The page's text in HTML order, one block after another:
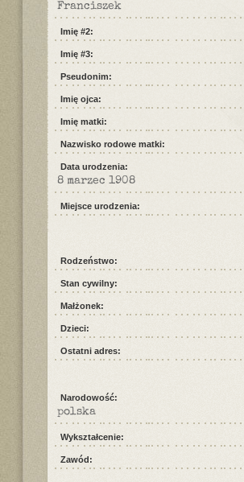
Franciszek
Imię #2:
Imię #3:
Pseudonim:
Imię ojca:
Imię matki:
Nazwisko rodowe matki:
Data urodzenia:
8 marzec 1908
Miejsce urodzenia:
Rodzeństwo:
Stan cywilny:
Małżonek:
Dzieci:
Ostatni adres:
Narodowość:
polska
Wykształcenie:
Zawód: